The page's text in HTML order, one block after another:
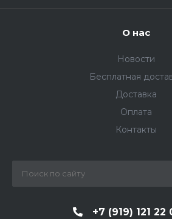
О нас
Новости
Бесплатная
Доставка
Оплата
Контакты
+7 (919) 121 22